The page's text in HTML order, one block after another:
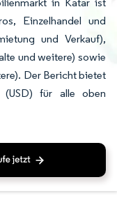
Einzelhandel und
und Verkauf),
und weitere) sowie
Der Bericht bietet
für alle oben